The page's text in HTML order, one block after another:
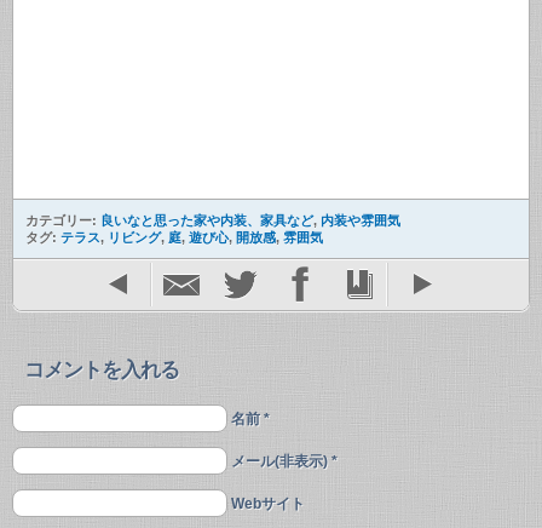
カテゴリー: 良いなと思った家や内装、家具など, 内装や雰囲気
タグ: テラス, リビング, 庭, 遊び心, 開放感, 雰囲気
コメントを入れる
名前 *
メール(非表示) *
Webサイト